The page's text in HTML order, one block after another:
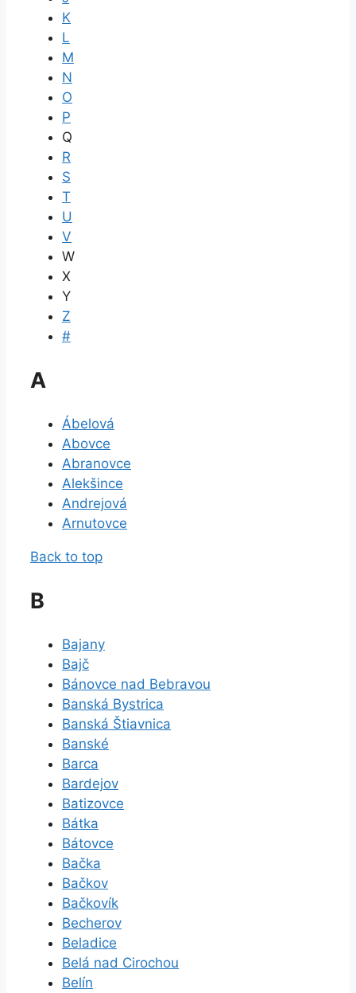
K
L
M
N
O
P
Q
R
S
T
U
V
W
X
Y
Z
#
A
Ábelová
Abovce
Abranovce
Alekšince
Andrejová
Arnutovce
Back to top
B
Bajany
Bajč
Bánovce nad Bebravou
Banská Bystrica
Banská Štiavnica
Banské
Barca
Bardejov
Batizovce
Bátka
Bátovce
Bačka
Bačkov
Bačkovík
Becherov
Beladice
Belá nad Cirochou
Belín